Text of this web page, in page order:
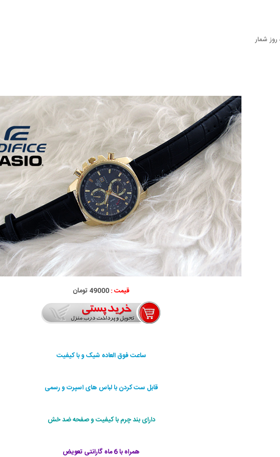
شمار
قیمت :49000 تومان
ساعت فوق العاده شیک و با کیفیت
قابل ست کردن با لباس های اسپرت و رسمی
دارای بند چرم با کیفیت و صفحه ضد خش
همراه با 6 ماه گارانتی تعویض